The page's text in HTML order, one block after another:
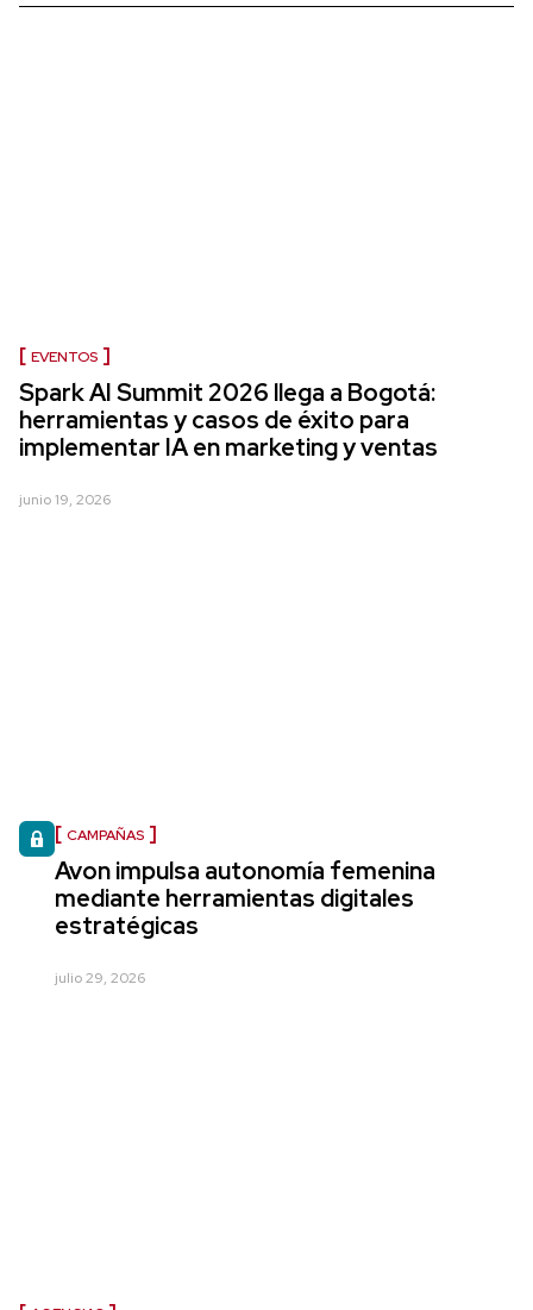
EVENTOS
Spark AI Summit 2026 llega a Bogotá:
herramientas y casos de éxito para
implementar IA en marketing y ventas
junio 19, 2026
CAMPAÑAS
Avon impulsa autonomía femenina
mediante herramientas digitales
estratégicas
julio 29, 2026